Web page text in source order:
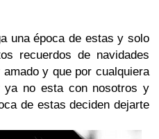
una época de estas y solo
recuerdos de navidades
y que por cualquiera
no esta con nosotros y
de estas deciden dejarte